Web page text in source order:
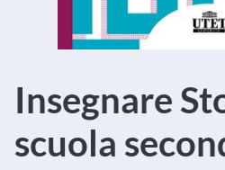
Insegnare
scuola